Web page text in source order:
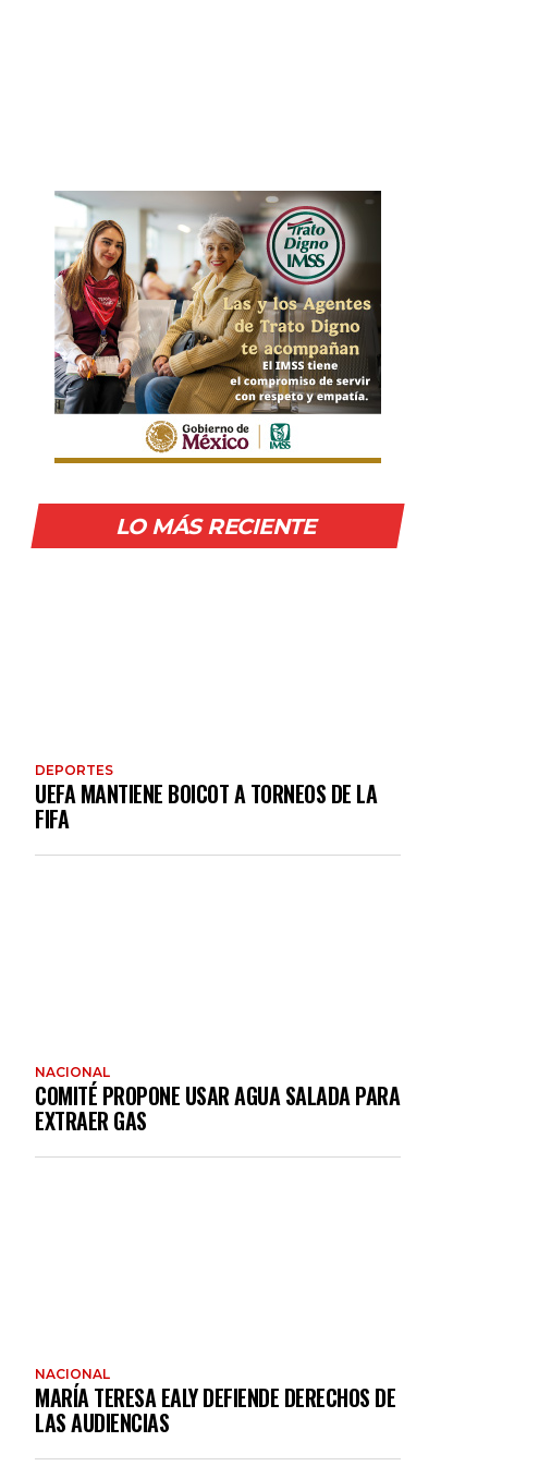
LO MÁS RECIENTE
DEPORTES
UEFA MANTIENE BOICOT A TORNEOS DE LA
FIFA
NACIONAL
COMITÉ PROPONE USAR AGUA SALADA PARA
EXTRAER GAS
NACIONAL
MARÍA TERESA EALY DEFIENDE DERECHOS DE
LAS AUDIENCIAS